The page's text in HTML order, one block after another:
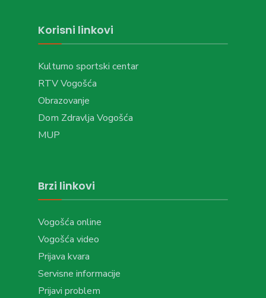
Korisni linkovi
Kulturno sportski centar
RTV Vogošća
Obrazovanje
Dom Zdravlja Vogošća
MUP
Brzi linkovi
Vogošća online
Vogošća video
Prijava kvara
Servisne informacije
Prijavi problem